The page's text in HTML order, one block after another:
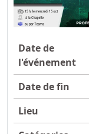
Date de
l'événement
Date de fin
Lieu